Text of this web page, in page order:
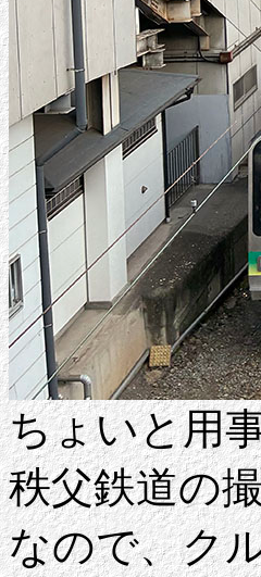
ちょいと用
秩父鉄道の
なので、ク